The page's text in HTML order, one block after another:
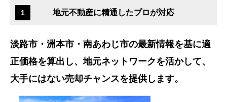
1 地元不動産に精通したプロが対応
淡路市・洲本市・南あわじ市の最新情報を基に適
正価格を算出し、地元ネットワークを活かして、
大手にはない売却チャンスを提供します。